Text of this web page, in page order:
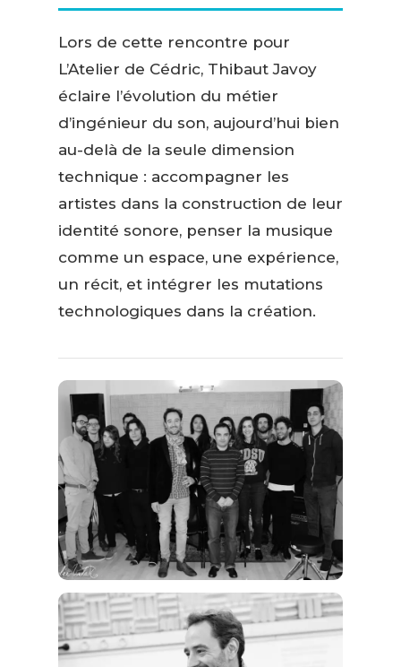
Lors de cette rencontre pour
L’Atelier de Cédric, Thibaut Javoy
éclaire l’évolution du métier
d’ingénieur du son, aujourd’hui bien
au-delà de la seule dimension
technique : accompagner les
artistes dans la construction de leur
identité sonore, penser la musique
comme un espace, une expérience,
un récit, et intégrer les mutations
technologiques dans la création.